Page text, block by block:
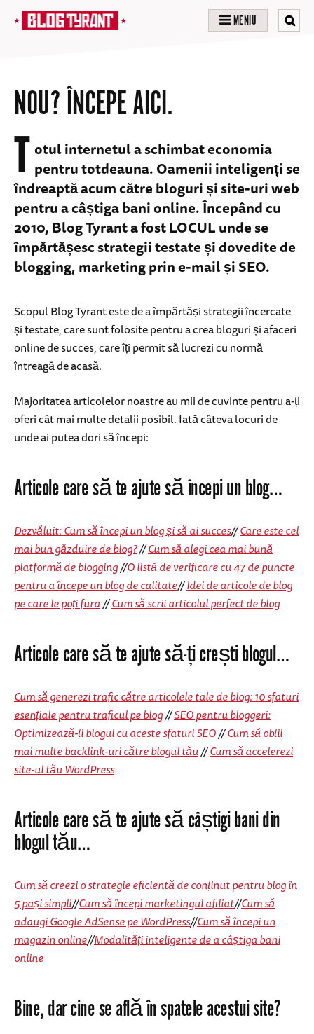
MENIU
NOU? ÎNCEPE AICI.
T otul internetul a schimbat economia
pentru totdeauna. Oamenii inteligenți se
îndreaptă acum către bloguri și site-uri web
pentru a câștiga bani online. Începând cu
2010, Blog Tyrant a fost LOCUL unde se
împărtășesc strategii testate și dovedite de
blogging, marketing prin e-mail și SEO.
Scopul Blog Tyrant este de a împărtăși strategii încercate
și testate, care sunt folosite pentru a crea bloguri și afaceri
online de succes, care îți permit să lucrezi cu normă
întreagă de acasă.
Majoritatea articolelor noastre au mii de cuvinte pentru a-ți
oferi cât mai multe detalii posibil. Iată câteva locuri de
unde ai putea dori să începi:
Articole care să te ajute să începi un blog…
Dezvăluit: Cum să începi un blog și să ai succes//Care este cel
mai bun găzduire de blog?//Cum să alegi cea mai bună
platformă de blogging//O listă de verificare cu 47 de puncte
pentru a începe un blog de calitate//Idei de articole de blog
pe care le poți fura//Cum să scrii articolul perfect de blog
Articole care să te ajute să-ți crești blogul…
Cum să generezi trafic către articolele tale de blog: 10 sfaturi
esențiale pentru traficul pe blog//SEO pentru bloggeri:
Optimizează-ți blogul cu aceste sfaturi SEO//Cum să obții
mai multe backlink-uri către blogul tău//Cum să accelerezi
site-ul tău WordPress
Articole care să te ajute să câștigi bani din
blogul tău…
Cum să creezi o strategie eficientă de conținut pentru blog în
5 pași simpli//Cum să începi marketingul afiliat//Cum să
adaugi Google AdSense pe WordPress//Cum să începi un
magazin online//Modalități inteligente de a câștiga bani
online
Bine, dar cine se află în spatele acestui site?